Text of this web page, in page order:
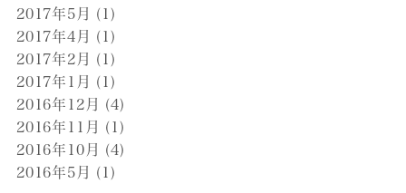
2017年5月 (1)
2017年4月 (1)
2017年2月 (1)
2017年1月 (1)
2016年12月 (4)
2016年11月 (1)
2016年10月 (4)
2016年5月 (1)